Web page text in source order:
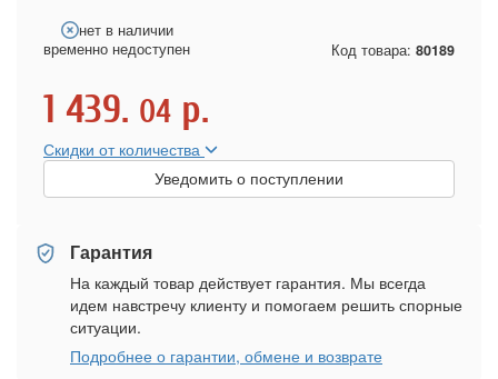
нет в наличии
временно недоступен
Код товара: 80189
1 439. 04 р.
Скидки от количества
Уведомить о поступлении
Гарантия
На каждый товар действует гарантия. Мы всегда
идем навстречу клиенту и помогаем решить спорные
ситуации.
Подробнее о гарантии, обмене и возврате